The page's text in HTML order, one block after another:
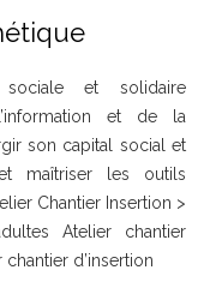
sociale et solidaire
et de la
son capital social et
maîtriser les outils
Chantier Insertion >
Atelier chantier
d’insertion